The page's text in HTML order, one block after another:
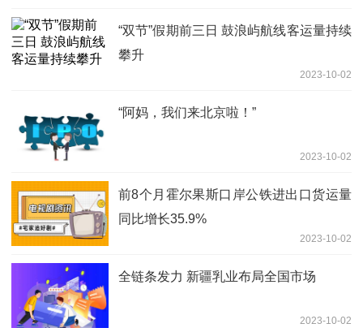
“双节”假期前三日 鼓浪屿航线客运量持续
攀升
2023-10-02
“阿妈，我们来北京啦！”
2023-10-02
前8个月霍尔果斯口岸公铁进出口货运量
同比增长35.9%
2023-10-02
全链条发力 新疆乳业布局全国市场
2023-10-02